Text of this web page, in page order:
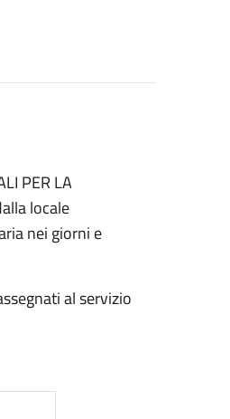
PER LA
locale
nei giorni e
al servizio